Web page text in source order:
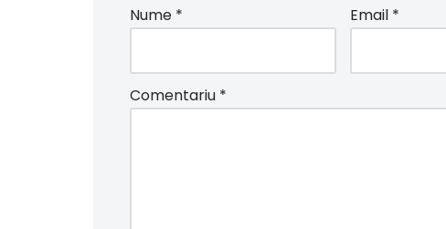
Nume * Email *
Comentariu *